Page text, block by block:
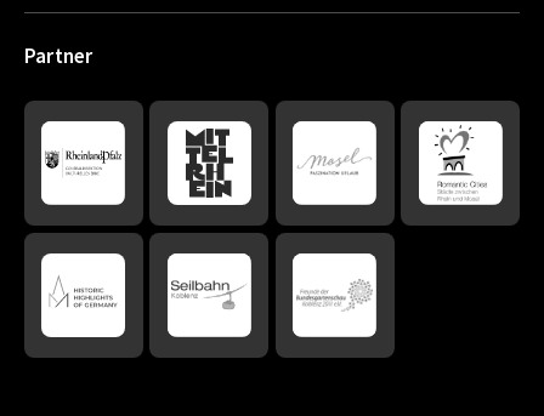
Partner